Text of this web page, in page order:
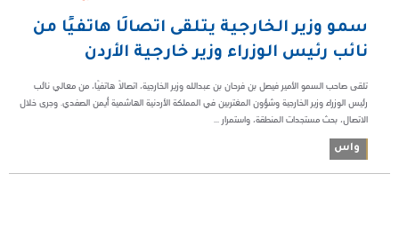
سمو وزير الخارجية يتلقى اتصالًا هاتفيًا من
نائب رئيس الوزراء وزير خارجية الأردن
تلقى صاحب السمو الأمير فيصل بن فرحان بن عبدالله وزير الخارجية، اتصالًا هاتفيًا، من معالي نائب
رئيس الوزراء وزير الخارجية وشؤون المغتربين في المملكة الأردنية الهاشمية أيمن الصفدي. وجرى خلال
الاتصال، بحث مستجدات المنطقة، واستمرار ...
واس